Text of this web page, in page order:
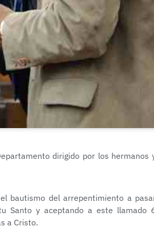
dirigido por los hermanos
bautismo del arrepentimiento a
Santo y aceptando a este llamado
a Cristo.